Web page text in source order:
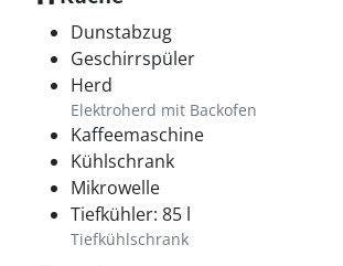
Dunstabzug
Geschirrspüler
Herd
Elektroherd mit Backofen
Kaffeemaschine
Kühlschrank
Mikrowelle
Tiefkühler: 85 l
Tiefkühlschrank